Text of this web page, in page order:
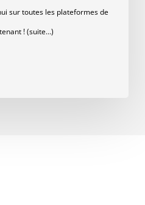
sur toutes les plateformes de
! (suite…)